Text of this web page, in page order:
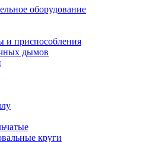
оборудование
и приспособления
дымов
круги